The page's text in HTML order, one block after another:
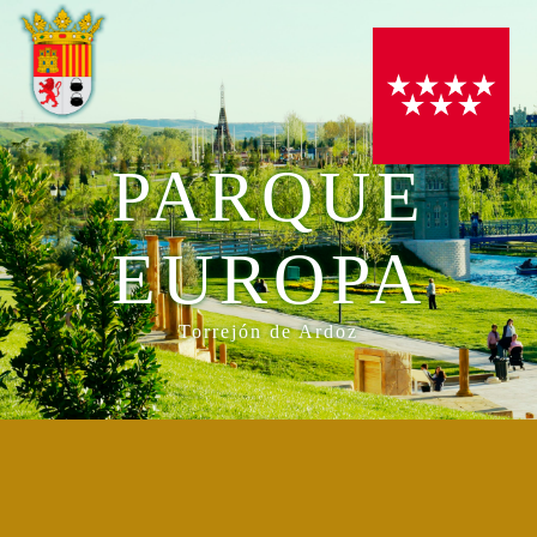
PARQUE
EUROPA
Torrejón de Ardoz